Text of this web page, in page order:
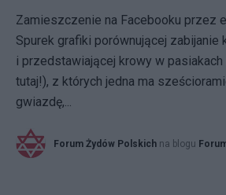
Zamieszczenie na Facebooku przez
Spurek grafiki porównującej zabijanie
i przedstawiającej krowy w
tutaj!), z których jedna ma
gwiazdę,...
Forum Żydów Polskich na blogu